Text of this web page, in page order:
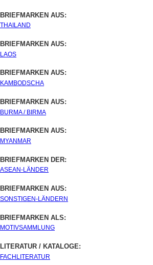
BRIEFMARKEN AUS:
THAILAND
BRIEFMARKEN AUS:
LAOS
BRIEFMARKEN AUS:
KAMBODSCHA
BRIEFMARKEN AUS:
BURMA / BIRMA
BRIEFMARKEN AUS:
MYANMAR
BRIEFMARKEN DER:
ASEAN-LÄNDER
BRIEFMARKEN AUS:
SONSTIGEN-LÄNDERN
BRIEFMARKEN ALS:
MOTIVSAMMLUNG
LITERATUR / KATALOGE:
FACHLITERATUR